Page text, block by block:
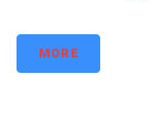
MORE